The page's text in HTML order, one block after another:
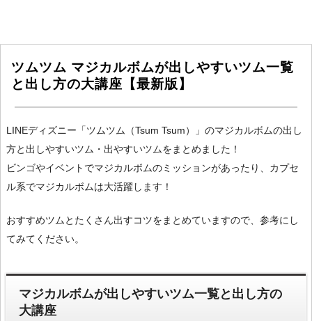
ツムツム マジカルボムが出しやすいツム一覧
と出し方の大講座【最新版】
LINEディズニー「ツムツム（Tsum Tsum）」のマジカルボムの出し
方と出しやすいツム・出やすいツムをまとめました！
ビンゴやイベントでマジカルボムのミッションがあったり、カプセ
ル系でマジカルボムは大活躍します！
おすすめツムとたくさん出すコツをまとめていますので、参考にし
てみてください。
マジカルボムが出しやすいツム一覧と出し方の
大講座